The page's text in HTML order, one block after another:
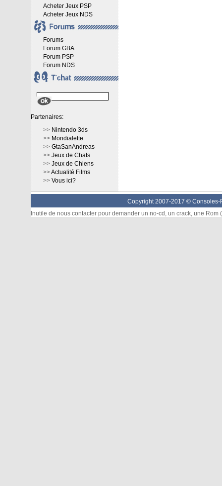
Acheter Jeux PSP
Acheter Jeux NDS
Forums
Forum GBA
Forum PSP
Forum NDS
Partenaires:
>> Nintendo 3ds
>> Mondialette
>> GtaSanAndreas
>> Jeux de Chats
>> Jeux de Chiens
>>Actualité Films
>> Vous ici?
Copyright 2007-2017 © Consoles-
Inutile de nous contacter pour demander un no-cd, un crack, une